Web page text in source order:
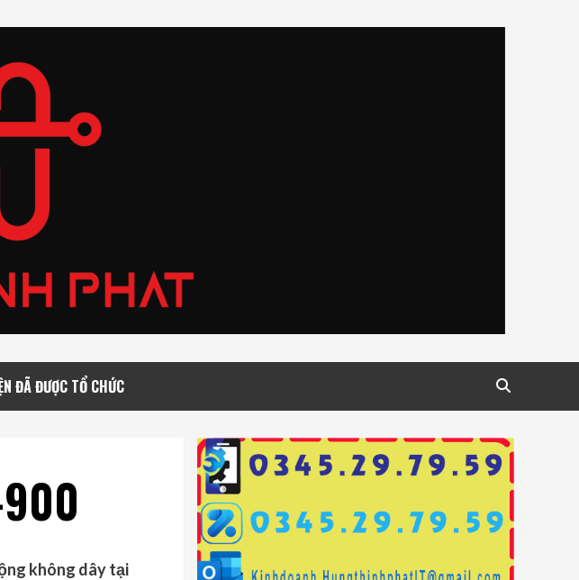
ĐÃ ĐƯỢC TỔ CHỨC
không dây tại